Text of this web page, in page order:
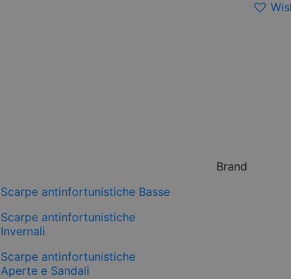
Scarpe antinfortunistiche Basse
Scarpe antinfortunistiche
Invernali
Scarpe antinfortunistiche
Aperte e Sandali
Brand